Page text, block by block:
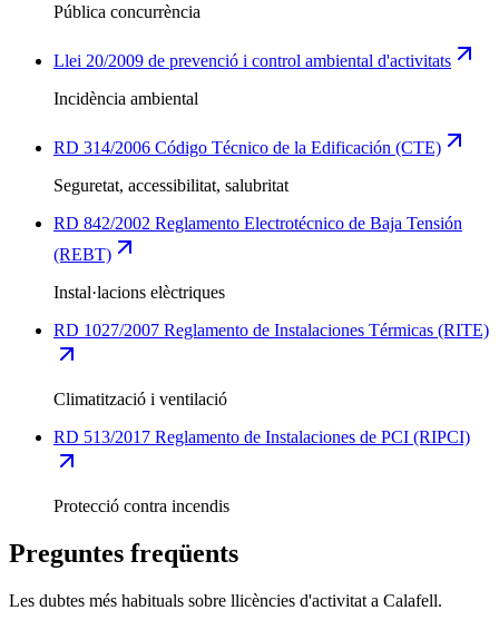
Pública concurrència
Llei 20/2009 de prevenció i control ambiental d'activitats
Incidència ambiental
RD 314/2006 Código Técnico de la Edificación (CTE)
Seguretat, accessibilitat, salubritat
RD 842/2002 Reglamento Electrotécnico de Baja Tensión
(REBT)
Instal·lacions elèctriques
RD 1027/2007 Reglamento de Instalaciones Térmicas (RITE)
Climatització i ventilació
RD 513/2017 Reglamento de Instalaciones de PCI (RIPCI)
Protecció contra incendis
Preguntes freqüents
Les dubtes més habituals sobre llicències d'activitat a Calafell.